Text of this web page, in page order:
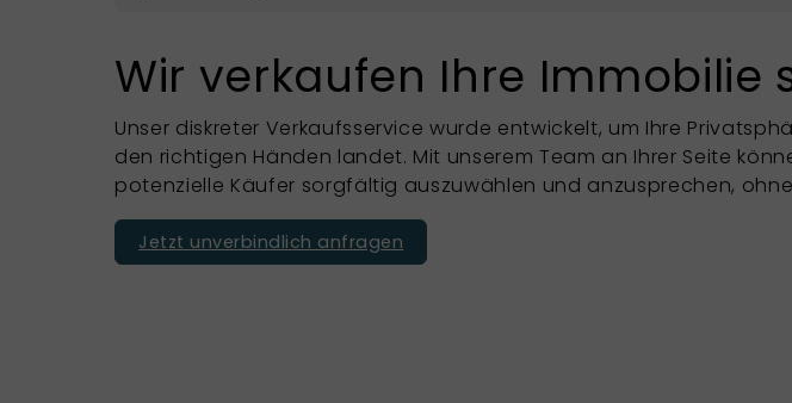
Wir verkaufen Ihre
Unser diskreter Verkaufsservice wurde entwickelt, um Ihre
den richtigen Händen landet. Mit unserem Team an Ihrer Seite
potenzielle Käufer sorgfältig auszuwählen und anzusprechen,
Jetzt unverbindlich anfragen